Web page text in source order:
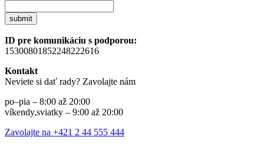
submit
ID pre komunikáciu s podporou:
15300801852248222616
Kontakt
Neviete si dať rady? Zavolajte nám
po–pia – 8:00 až 20:00
víkendy,sviatky – 9:00 až 20:00
Zavolajte na +421 2 44 555 444